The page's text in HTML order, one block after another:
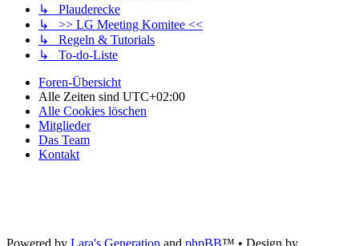
↳ Plauderecke
↳ >> LG Meeting Komitee <<
↳ Regeln & Tutorials
↳ To-do-Liste
Foren-Übersicht
Alle Zeiten sind UTC+02:00
Alle Cookies löschen
Mitglieder
Das Team
Kontakt